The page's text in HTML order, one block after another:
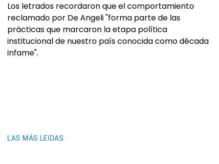
Los letrados recordaron que el comportamiento
reclamado por De Angeli "forma parte de las
prácticas que marcaron la etapa política
institucional de nuestro país conocida como década
infame".
LAS MÁS LEIDAS